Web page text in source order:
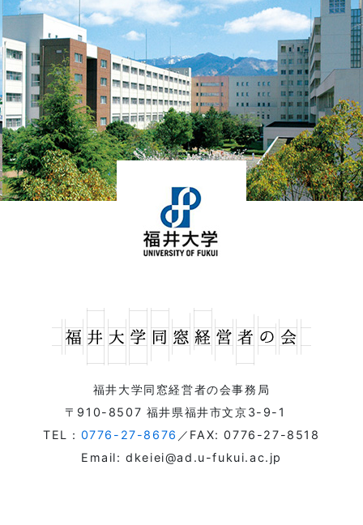
福井大学同窓経営者の会事務局
〒910-8507 福井県福井市文京3-9-1
TEL： 0776-27-8676 ／FAX: 0776-27-8518
Email: dkeiei@ad.u-fukui.ac.jp